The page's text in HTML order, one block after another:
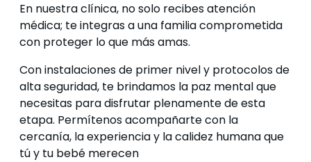
En nuestra clínica, no solo recibes atención
médica; te integras a una familia comprometida
con proteger lo que más amas.
Con instalaciones de primer nivel y protocolos de
alta seguridad, te brindamos la paz mental que
necesitas para disfrutar plenamente de esta
etapa. Permítenos acompañarte con la
cercanía, la experiencia y la calidez humana que
tú y tu bebé merecen